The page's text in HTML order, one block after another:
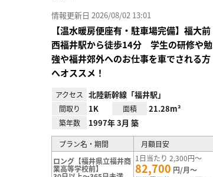
情報更新日 2026/08/02 13:01
【温水暖房便座有・駐車場完備】福大前
西福井駅から徒歩14分 学生の研修や勉
強や福井郊外へのお仕事を車でされる方
へオススメ！
アクセス 北陸新幹線「福井駅」
間取り 1K 面積 21.28m²
築年数 1997年 3月 築
プラン名・期間
月額目安
ロング【福井県立福井商
業高等学校前】
1日当たり 2,300円～
82,700 円/月～